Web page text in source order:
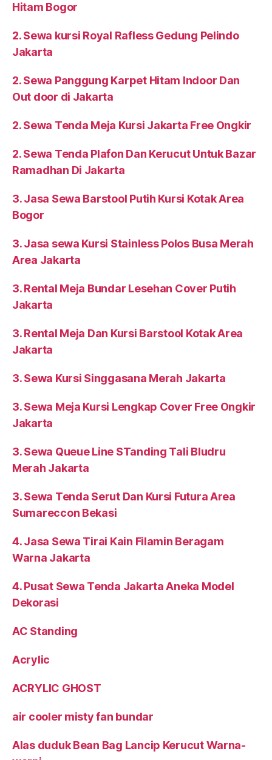
Hitam Bogor
2. Sewa kursi Royal Rafless Gedung Pelindo
Jakarta
2. Sewa Panggung Karpet Hitam Indoor Dan
Out door di Jakarta
2. Sewa Tenda Meja Kursi Jakarta Free Ongkir
2. Sewa Tenda Plafon Dan Kerucut Untuk Bazar
Ramadhan Di Jakarta
3. Jasa Sewa Barstool Putih Kursi Kotak Area
Bogor
3. Jasa sewa Kursi Stainless Polos Busa Merah
Area Jakarta
3. Rental Meja Bundar Lesehan Cover Putih
Jakarta
3. Rental Meja Dan Kursi Barstool Kotak Area
Jakarta
3. Sewa Kursi Singgasana Merah Jakarta
3. Sewa Meja Kursi Lengkap Cover Free Ongkir
Jakarta
3. Sewa Queue Line STanding Tali Bludru
Merah Jakarta
3. Sewa Tenda Serut Dan Kursi Futura Area
Sumareccon Bekasi
4. Jasa Sewa Tirai Kain Filamin Beragam
Warna Jakarta
4. Pusat Sewa Tenda Jakarta Aneka Model
Dekorasi
AC Standing
Acrylic
ACRYLIC GHOST
air cooler misty fan bundar
Alas duduk Bean Bag Lancip Kerucut Warna-